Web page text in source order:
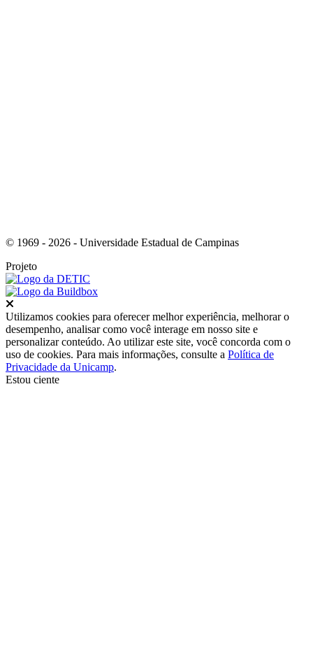
© 1969 - 2026 - Universidade Estadual de Campinas
Projeto
Utilizamos cookies para oferecer melhor experiência, melhorar o
desempenho, analisar como você interage em nosso site e
personalizar conteúdo. Ao utilizar este site, você concorda com o
uso de cookies. Para mais informações, consulte a Política de
Privacidade da Unicamp.
Estou ciente